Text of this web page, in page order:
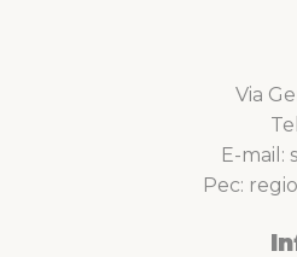
Via
E-mail:
Pec: